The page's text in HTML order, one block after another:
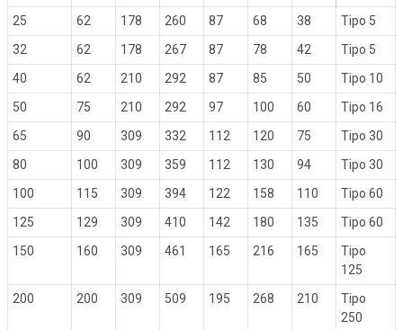
25 62 178 260 87 68 38
Tipo 5
32
62 178 267 87 78 42
Tipo 5
40
62 210 292 87 85 50
Tipo 10
50
75 210 292 97 100 60
Tipo 16
65
90 309 332 112 120 75
Tipo 30
80
100 309 359 112 130 94
Tipo 30
100
115 309 394 122 158 110
Tipo 60
125
129 309 410 142 180 135
Tipo 60
150
160 309 461 165 216 165
Tipo
125
200
200 309 509 195 268 210
Tipo
250